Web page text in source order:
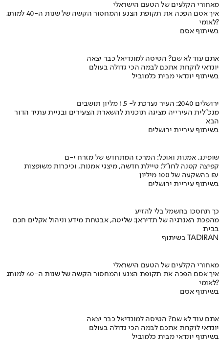
מאחורי הקלעים של הטעם הישראלי
איך אסם הפכה את תקופת הצנע והמחסור הקשה של שנות ה-40 למותג
לאומי?
בשיתוף אסם
אתם עוד לא שם? הטיסה למונדיאל כבר יצאה
יונדאי לוקחת אתכם לבמה הכי גדולה בעולם
בשיתוף יונדאי מבית כלמוביל
ירושלים 2040: העיר נערכת ל- 1.5 מליון תושבים
מנכ"לית העירייה מציגה תוכנית להשארת הצעירים ובניית עתיד הדור
הבא
בשיתוף עיריית ירושלים
שופינג, אמנות ואוכל: המרכז המתחדש של מזרח י-ם
קפיצה קטנה לחו"ל: טיילת חדשה, מיצגי אמנות, וכיכרות משופצות
בהשקעה של 100 מיליון ₪
בשיתוף עיריית ירושלים
כך תחסכו בחשמל בלי להזיע
מהפכת האנרגיה של תדיראן: שליטה, אבטחת מידע וניהול אקלים חכם
בבית
בשיתוף TADIRAN
מאחורי הקלעים של הטעם הישראלי
איך אסם הפכה את תקופת הצנע והמחסור הקשה של שנות ה-40 למותג
לאומי?
בשיתוף אסם
אתם עוד לא שם? הטיסה למונדיאל כבר יצאה
יונדאי לוקחת אתכם לבמה הכי גדולה בעולם
בשיתוף יונדאי מבית כלמוביל